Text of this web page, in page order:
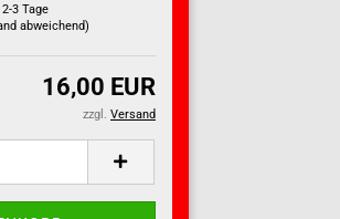
3 Tage
abweichend)
16,00 EUR
zzgl. Versand